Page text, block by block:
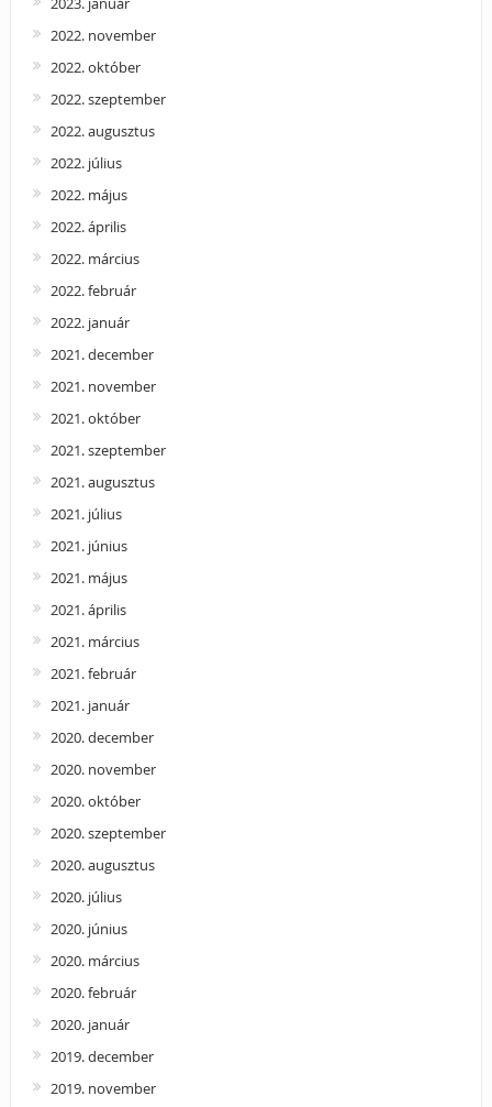
2022. november
2022. október
2022. szeptember
2022. augusztus
2022. július
2022. május
2022. április
2022. március
2022. február
2022. január
2021. december
2021. november
2021. október
2021. szeptember
2021. augusztus
2021. július
2021. június
2021. május
2021. április
2021. március
2021. február
2021. január
2020. december
2020. november
2020. október
2020. szeptember
2020. augusztus
2020. július
2020. június
2020. március
2020. február
2020. január
2019. december
2019. november